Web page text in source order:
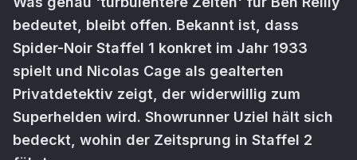
bedeutet, bleibt offen. Bekannt ist, dass
Spider-Noir Staffel 1 konkret im Jahr 1933
spielt und Nicolas Cage als gealterten
Privatdetektiv zeigt, der widerwillig zum
Superhelden wird. Showrunner Uziel hält sich
bedeckt, wohin der Zeitsprung in Staffel 2